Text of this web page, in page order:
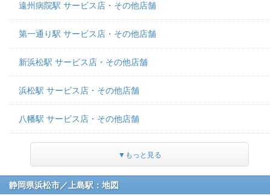
遠州病院駅 サービス店・その他店舗
第一通り駅 サービス店・その他店舗
新浜松駅 サービス店・その他店舗
浜松駅 サービス店・その他店舗
八幡駅 サービス店・その他店舗
▼もっと見る
静岡県浜松市／上島駅：地図